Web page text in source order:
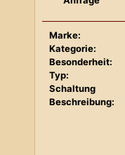
Marke:
Kategorie:
Besonderheit:
Typ:
Schaltung
Beschreibung: